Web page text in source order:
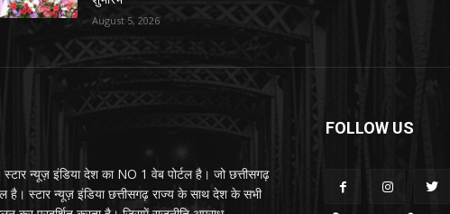
August 5, 2026
न्यूज़ इंडिया देश का NO 1 वेब पोर्टल है। जो छत्तीसगढ़
है। स्टार न्यूज़ इंडिया छत्तीसगढ़ राज्य के साथ देश के सभी
FOLLOW US